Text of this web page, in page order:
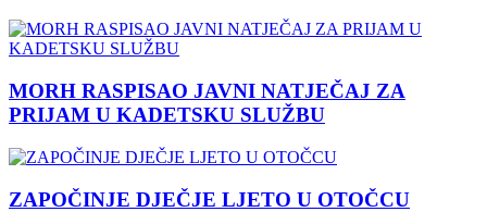
MORH RASPISAO JAVNI NATJEČAJ ZA
PRIJAM U KADETSKU SLUŽBU
ZAPOČINJE DJEČJE LJETO U OTOČCU